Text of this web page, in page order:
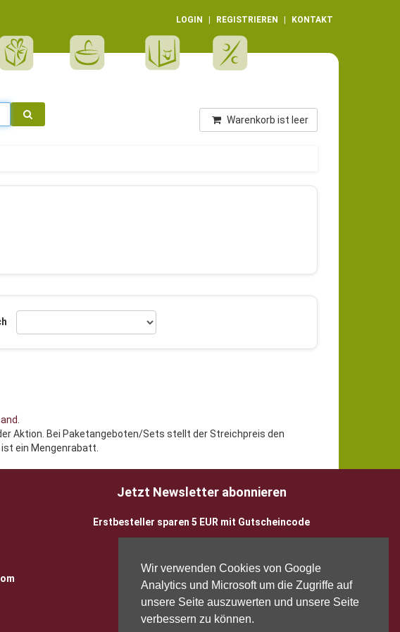
Wir verwenden Cookies von Google
Analytics und Microsoft um die Zugriffe auf
unsere Seite auszuwerten und unsere Seite
verbessern zu können.
LOGIN REGISTRIEREN KONTAKT
Warenkorb ist leer
.
Aktion. Bei Paketangeboten/Sets stellt der Streichpreis den
ein Mengenrabatt.
Jetzt Newsletter abonnieren
Erstbesteller sparen 5 EUR mit Gutscheincode